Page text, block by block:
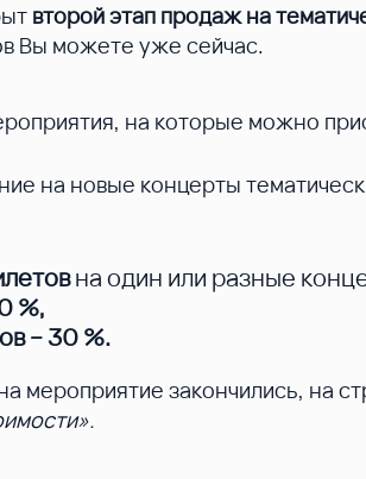
второй этап продаж на
Вы можете уже сейчас.
на которые можно
на новые концерты
на один или разные
%,
– 30 %.
мероприятие закончились,